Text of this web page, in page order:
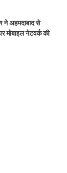
ने अहमदाबाद से
मोबाइल नेटवर्क की